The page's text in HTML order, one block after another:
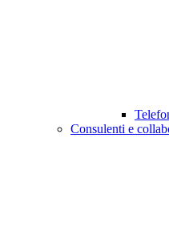
Consulenti e